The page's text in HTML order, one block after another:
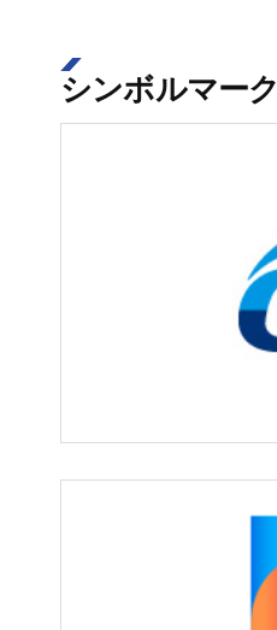
シンボルマーク